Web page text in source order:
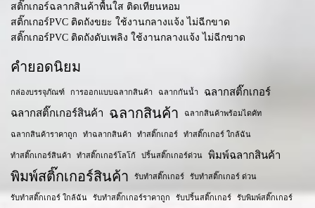
สติ๊กเกอร์ฉลากสินค้าพื้นใส ติดเทียนหอม
สติ๊กเกอร์PVC ติดถังขยะ ใช้งานกลางแจ้ง ไม่ฉีกขาด
สติ๊กเกอร์PVC ติดถังดับเพลิง ใช้งานกลางแจ้ง ไม่ฉีกขาด
คำยอดนิยม
กล่องบรรจุภัณฑ์ การออกแบบฉลากสินค้า ฉลากกันน้ำ
ฉลากสติ๊กเกอร์
ฉลากสติ๊กเกอร์สินค้า
ฉลากสินค้า ฉลากสินค้าพร้อมไดคัท
ฉลากสินค้าราคาถูก ทำฉลากสินค้า ทำสติ๊กเกอร์ ทำสติ๊กเกอร์ ใกล้ฉัน
ทำสติ๊กเกอร์สินค้า ทำสติ๊กเกอร์โลโก้ ปริ้นสติ๊กเกอร์ด่วน พิมพ์ฉลากสินค้า
พิมพ์สติ๊กเกอร์สินค้า รับทำสติ๊กเกอร์ รับทำสติ๊กเกอร์ ด่วน
รับทำสติ๊กเกอร์ ใกล้ฉัน รับทำสติ๊กเกอร์ราคาถูก รับปริ้นสติ๊กเกอร์ รับพิมพ์สติ๊กเกอร์